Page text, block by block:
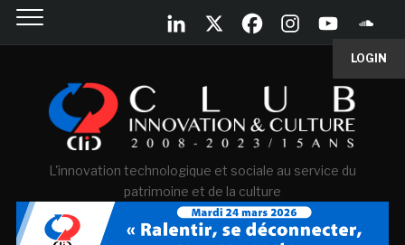
LOGIN
L'innovation technologique et sociale au service du
patrimoine et de la culture